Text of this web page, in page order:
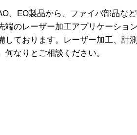
、EO製品から、ファイバ部品な
端のレーザー加工アプリケーショ
ております。レーザー加工、計
なりとご相談ください。